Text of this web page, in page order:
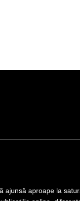
ajunsă aproape la